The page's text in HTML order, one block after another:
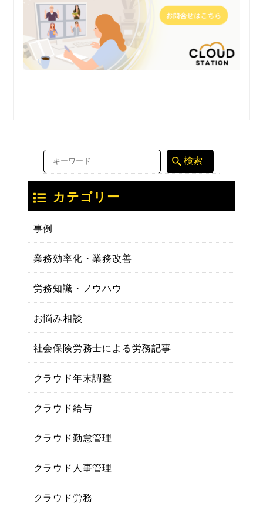
カテゴリー
事例
業務効率化・業務改善
労務知識・ノウハウ
お悩み相談
社会保険労務士による労務記事
クラウド年末調整
クラウド給与
クラウド勤怠管理
クラウド人事管理
クラウド労務